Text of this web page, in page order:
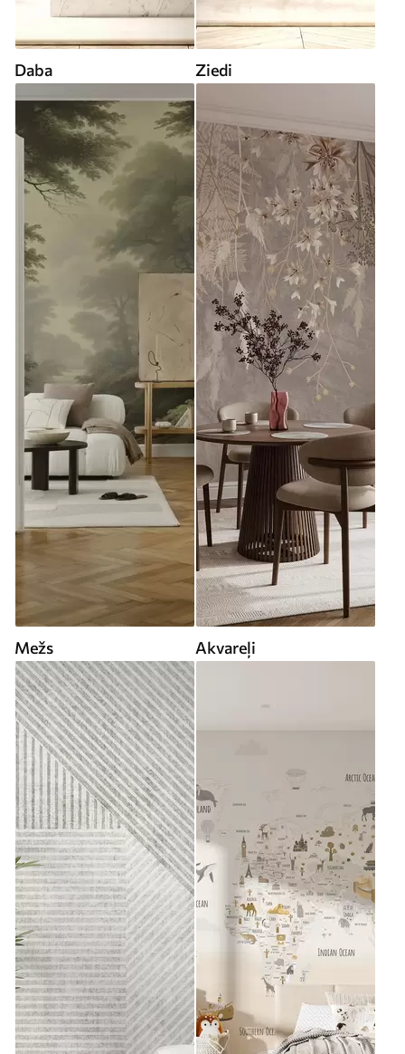
Daba Ziedi
Mežs Akvareļi